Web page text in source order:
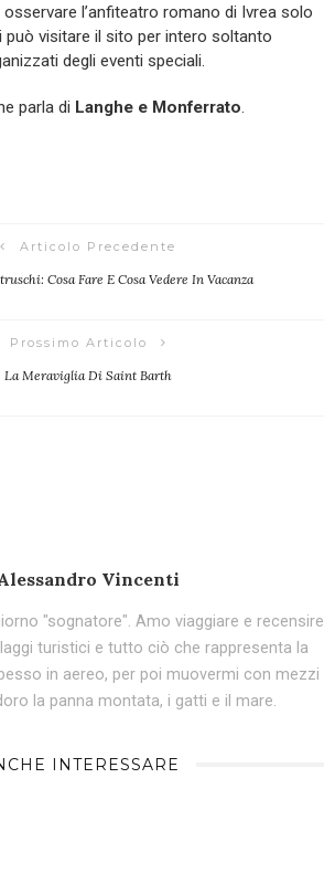
l’anfiteatro romano di Ivrea solo
può visitare il sito per intero soltanto
degli eventi speciali.
parla di Langhe e Monferrato
Articolo Precedente
Cosa Fare E Cosa Vedere In Vacanza
Prossimo Articolo
La Meraviglia Di Saint Barth
Vincenti
"sognatore". Amo viaggiare e recensire
turistici e tutto ciò che rappresenta la
in aereo, per poi muovermi con mezzi
la panna montata, i gatti e il mare.
INTERESSARE